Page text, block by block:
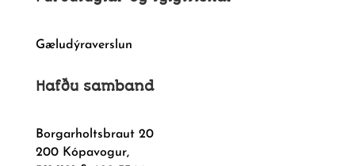
Gæludýraverslun
Hafðu samband
Borgarholtsbraut 20
200 Kópavogur,